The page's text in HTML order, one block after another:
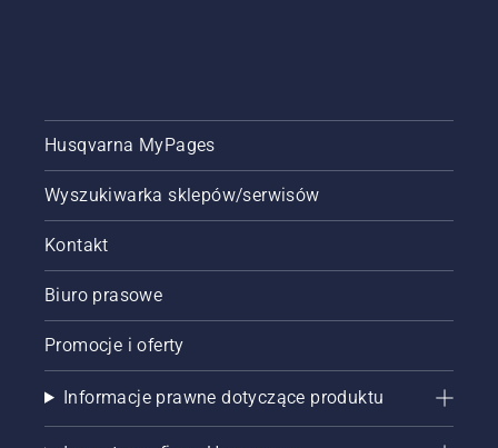
Husqvarna MyPages
Wyszukiwarka sklepów/serwisów
Kontakt
Biuro prasowe
Promocje i oferty
Informacje prawne dotyczące produktu